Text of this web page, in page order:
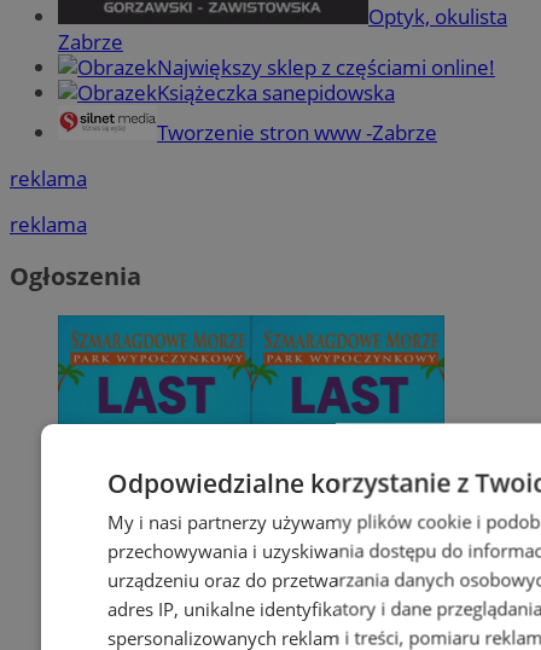
Optyk, okulista
Zabrze
Największy sklep z częściami online!
Książeczka sanepidowska
Tworzenie stron www -Zabrze
reklama
reklama
Ogłoszenia
Odpowiedzialne korzystanie z
My i nasi partnerzy używamy plików cookie i
przechowywania i uzyskiwania dostępu do
urządzeniu oraz do przetwarzania danych
adres IP, unikalne identyfikatory i dane
spersonalizowanych reklam i treści, pomiaru